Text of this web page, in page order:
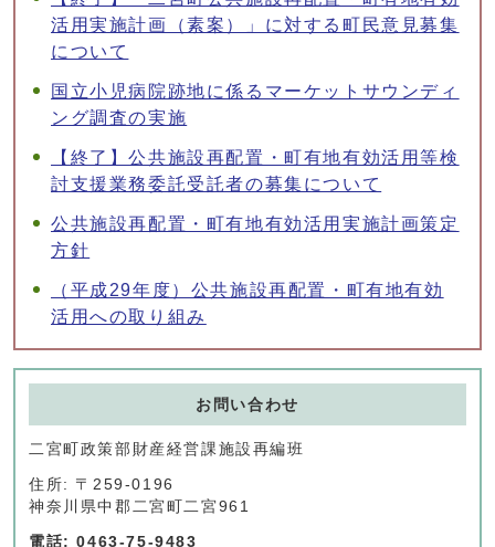
活用実施計画（素案）」に対する町民意見募集
について
国立小児病院跡地に係るマーケットサウンディ
ング調査の実施
【終了】公共施設再配置・町有地有効活用等検
討支援業務委託受託者の募集について
公共施設再配置・町有地有効活用実施計画策定
方針
（平成29年度）公共施設再配置・町有地有効
活用への取り組み
お問い合わせ
二宮町政策部財産経営課施設再編班
住所: 〒259-0196
神奈川県中郡二宮町二宮961
電話: 0463-75-9483